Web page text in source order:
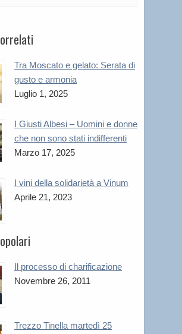
Tra Moscato e gelato: Serata di
gusto e armonia
Luglio 1, 2025
I Giusti Albesi – Uomini e donne
che non sono stati indifferenti
Marzo 17, 2025
I vini della solidarietà a Vinum
Aprile 21, 2023
Il processo di charificazione
Novembre 26, 2011
Trezzo Tinella martedì 25